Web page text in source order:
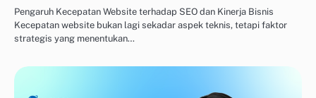
Pengaruh Kecepatan Website terhadap SEO dan Kinerja Bisnis
Kecepatan website bukan lagi sekadar aspek teknis, tetapi faktor
strategis yang menentukan…